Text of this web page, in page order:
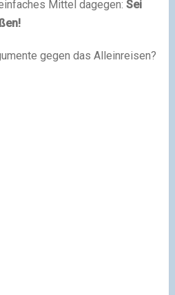
Mittel dagegen: Sei
gegen das Alleinreisen?